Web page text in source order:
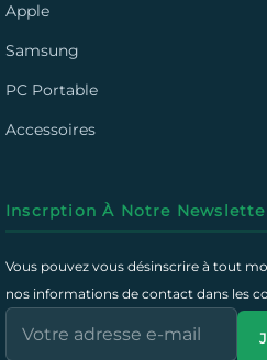
Apple
Samsung
PC Portable
Accessoires
Inscrption À Notre
Vous pouvez vous désinscrire à tout
nos informations de contact dans les